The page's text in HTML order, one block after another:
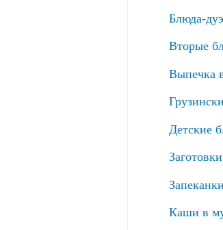
Блюда-
Вторые
Выпечка
Детские
Заготовки
Каши в